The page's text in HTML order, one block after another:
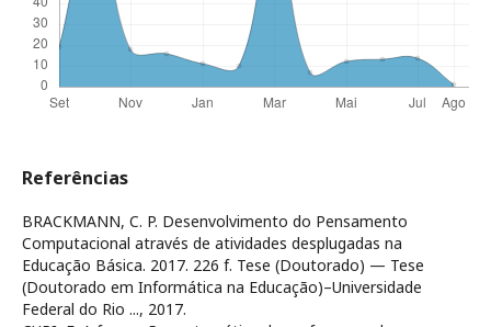
Referências
BRACKMANN, C. P. Desenvolvimento do Pensamento
Computacional através de atividades desplugadas na
Educação Básica. 2017. 226 f. Tese (Doutorado) — Tese
(Doutorado em Informática na Educação)–Universidade
Federal do Rio ..., 2017.